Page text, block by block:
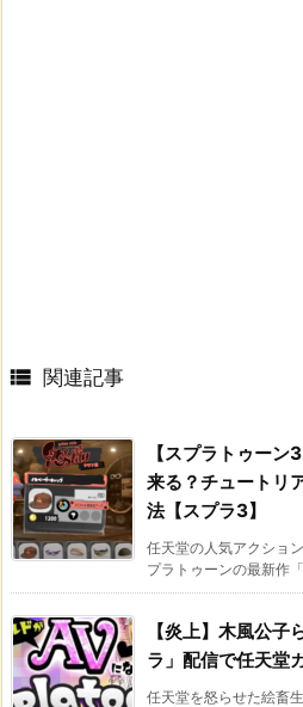
 関連記事
【スプラトゥー
来る？チュートリ
法【スプラ3】
任天堂の人気アクショ
プラトゥーンの最新作
【炎上】木風公
ラ」配信で任天堂
任天堂を怒らせた絵畜